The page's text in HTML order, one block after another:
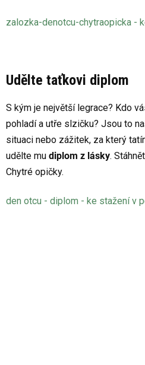
zalozka-denotcu-chytraopicka -
Udělte taťkovi diplom
S kým je největší legrace? Kdo
pohladí a utře slzičku? Jsou to
situaci nebo zážitek, za který
udělte mu diplom z lásky.
Chytré opičky.
den otcu - diplom - ke stažení v